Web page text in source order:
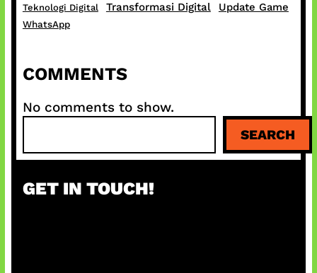
Teknologi Digital Transformasi Digital Update Game
WhatsApp
COMMENTS
No comments to show.
a
c
SEARCH
GET IN TOUCH!